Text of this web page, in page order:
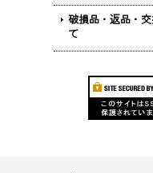
破損品・返品・
て